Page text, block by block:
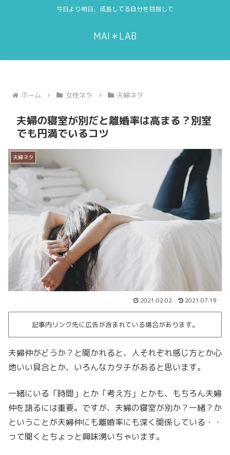
今日より明日、成長してる自分を目指して
MAI＊LAB
ホーム 女性ネタ 夫婦ネタ
夫婦の寝室が別だと離婚率は高まる？別室
でも円満でいるコツ
夫婦ネタ
2021.02.02 2021.07.19
記事内リンク先に広告が含まれている場合があります。
夫婦仲がどうか？と聞かれると、人それぞれ感じ方とか心
地いい具合とか、いろんなカタチがあると思います。
一緒にいる「時間」とか「考え方」とかも、もちろん夫婦
仲を語るには重要。ですが、夫婦の寝室が別か？一緒？か
ということが夫婦仲にも離婚率にも深く関係している・・
って聞くとちょっと興味湧いちゃいます。